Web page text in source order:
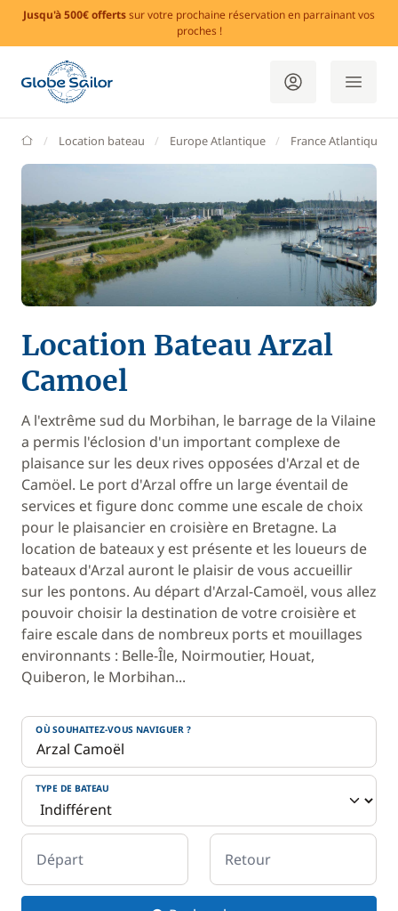
Jusqu'à 500€ offertssur votre prochaine réservation en parrainant vos
proches !
GlobeSailor
Location bateau Europe Atlantique France Atlantique
Location Bateau Arzal
Camoel
A l'extrême sud du Morbihan, le barrage de la Vilaine
a permis l'éclosion d'un important complexe de
plaisance sur les deux rives opposées d'Arzal et de
Camöel. Le port d'Arzal offre un large éventail de
services et figure donc comme une escale de choix
pour le plaisancier en croisière en Bretagne. La
location de bateaux y est présente et les loueurs de
bateaux d'Arzal auront le plaisir de vous accueillir
sur les pontons. Au départ d'Arzal-Camoël, vous allez
pouvoir choisir la destination de votre croisière et
faire escale dans de nombreux ports et mouillages
environnants : Belle-Île, Noirmoutier, Houat,
Quiberon, le Morbihan...
OÙ SOUHAITEZ-VOUS NAVIGUER ?
TYPE DE BATEAU
Départ Retour